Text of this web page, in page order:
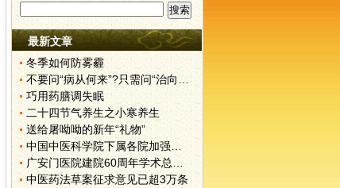
最新文章
冬季如何防雾霾
不要问“病从何来”?只需问“治向何去”?
巧用药膳调失眠
二十四节气养生之小寒养生
送给屠呦呦的新年“礼物”
中国中医科学院下属各院加强挂号管理
广安门医院建院60周年学术总结会召开
中医药法草案征求意见已超3万条